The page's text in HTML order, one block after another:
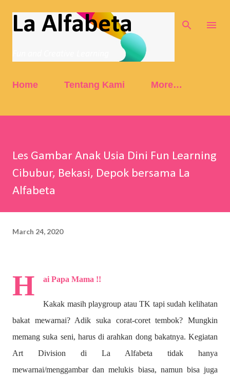
Skip to main content
La Alfabeta
Home Tentang Kami More…
Les Gambar Anak Usia Dini Fun Learning
Cibubur, Bekasi, Depok bersama La
Alfabeta
March 24, 2020
H ai Papa Mama !!
Kakak masih playgroup atau TK tapi sudah kelihatan
bakat mewarnai? Adik suka corat-coret tembok? Mungkin
memang suka seni, harus di arahkan dong bakatnya. Kegiatan
Art Division di La Alfabeta tidak hanya
mewarnai/menggambar dan melukis biasa, namun bisa juga